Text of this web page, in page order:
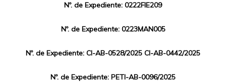
Nº. de Expediente: 0222FIE209
Nº. de Expediente: 0223MAN005
Nº. de Expediente: CI-AB-0528/2025 CI-AB-0442/2025
Nº. de Expediente: PETI-AB-0096/2025